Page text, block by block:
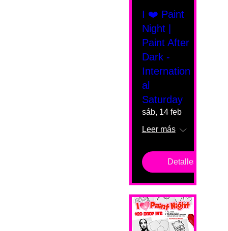
I ❤️ Paint
Night |
Paint After
Dark -
Internation
al
Saturday
sáb, 14 feb
Leer más
Detalles